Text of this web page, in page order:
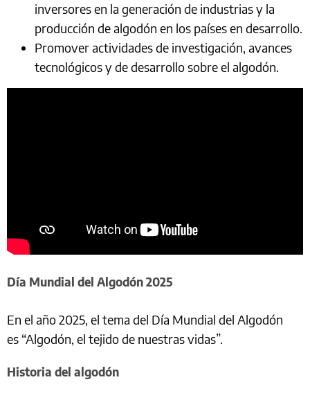
inversores en la generación de industrias y la
producción de algodón en los países en desarrollo.
Promover actividades de investigación, avances
tecnológicos y de desarrollo sobre el algodón.
Día Mundial del Algodón 2025
En el año 2025, el tema del Día Mundial del Algodón
es “Algodón, el tejido de nuestras vidas”.
Historia del algodón